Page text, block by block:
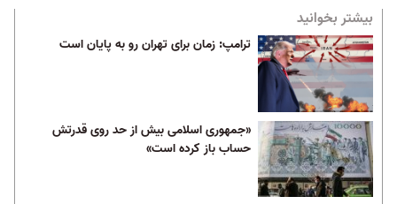
بیشتر بخوانید
ترامپ: زمان برای تهران رو به پایان است
«جمهوری اسلامی بیش از حد روی قدرتش
حساب باز کرده است»